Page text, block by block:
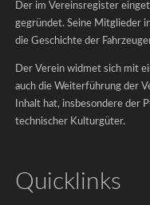
2015
Classics
Galerien-
&
Der im Vereinsregister
gegründet. Seine Mitglieder
die Geschichte der
Der Verein widmet sich mit
auch die Weiterführung der
Inhalt hat, insbesondere der
technischer Kulturgüter.
Quicklinks